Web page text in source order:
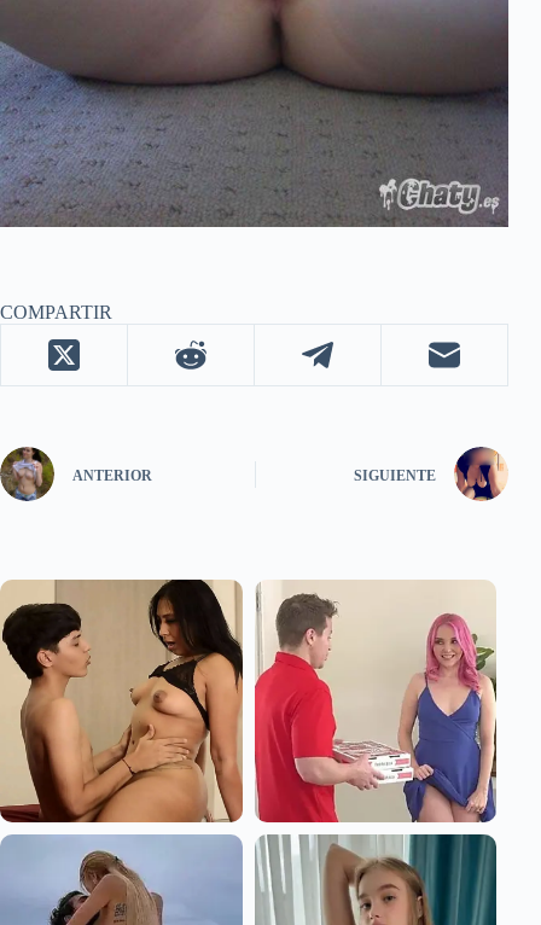
COMPARTIR
ANTERIOR SIGUIENTE